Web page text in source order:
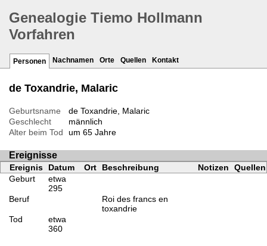
Genealogie Tiemo Hollmann
Vorfahren
Personen Nachnamen Orte Quellen Kontakt
de Toxandrie, Malaric
Geburtsname
de Toxandrie, Malaric
Geschlecht
männlich
Alter beim Tod
um 65 Jahre
Ereignisse
Ereignis Datum Ort Beschreibung Notizen
Quellen
Geburt
etwa
295
Beruf
Roi des francs en
toxandrie
Tod
etwa
360